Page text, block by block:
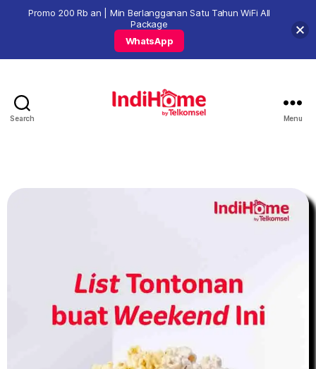
Search Menu
Promo 200 Rb an | Min Berlangganan Satu Tahun WiFi All
Package
WhatsApp